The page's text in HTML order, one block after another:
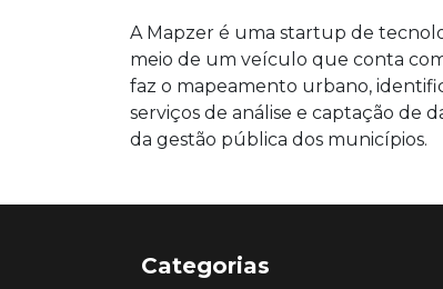
A Mapzer é uma startup de
meio de um veículo que conta
faz o mapeamento urbano,
serviços de análise e captação de
da gestão pública dos municípios.
Categorias